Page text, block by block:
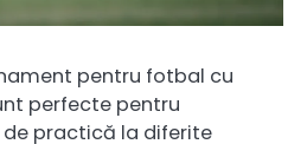
pentru fotbal cu
perfecte pentru
practică la diferite